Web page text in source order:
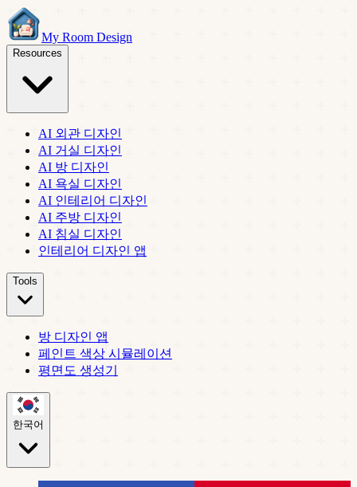
My Room Design
Resources
AI 외관 디자인
AI 거실 디자인
AI 방 디자인
AI 욕실 디자인
AI 인테리어 디자인
AI 주방 디자인
AI 침실 디자인
인테리어 디자인 앱
Tools
방 디자인 앱
페인트 색상 시뮬레이션
평면도 생성기
한국어